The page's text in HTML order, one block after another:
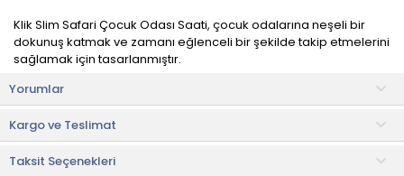
Klik Slim Safari Çocuk Odası Saati, çocuk odalarına neşeli bir
dokunuş katmak ve zamanı eğlenceli bir şekilde takip etmelerini
sağlamak için tasarlanmıştır.
Sevimli safari deseni, çocukların odalarında güzel bir atmosfer
oluşturur. Saatin büyük ve okunabilir rakamları, çocuklara
saatleri öğrenmeyi eğlenceli hale getirirken, odalarını
renklendiren tasarımıyla da dikkat çeker.
Yorumlar
Kargo ve Teslimat
Taksit Seçenekleri